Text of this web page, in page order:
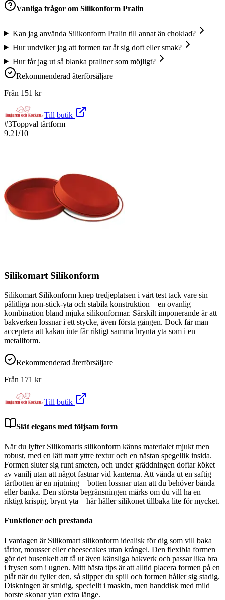
Vanliga frågor om Silikonform Pralin
Kan jag använda Silikonform Pralin till annat än choklad?
Hur undviker jag att formen tar åt sig doft eller smak?
Hur får jag ut så blanka praliner som möjligt?
Rekommenderad återförsäljare
Från 151 kr
Till butik
#3Toppval tårtform
9.21/10
Silikomart Silikonform
Silikomart Silikonform knep tredjeplatsen i vårt test tack vare sin
pålitliga non-stick-yta och stabila konstruktion – en ovanlig
kombination bland mjuka silikonformar. Särskilt imponerande är att
bakverken lossnar i ett stycke, även första gången. Dock får man
acceptera att kakan inte får riktigt samma brynta yta som i en
metallform.
Rekommenderad återförsäljare
Från 171 kr
Till butik
Slät elegans med följsam form
När du lyfter Silikomarts silikonform känns materialet mjukt men
robust, med en lätt matt yttre textur och en nästan spegellik insida.
Formen sluter sig runt smeten, och under gräddningen doftar köket
av vanilj utan att något fastnar vid kanterna. Att vända ut en saftig
tårtbotten är en njutning – botten lossnar utan att du behöver bända
eller banka. Den största begränsningen märks om du vill ha en
riktigt krispig, brynt yta – här håller silikonet tillbaka lite för mycket.
Funktioner och prestanda
I vardagen är Silikomart silikonform idealisk för dig som vill baka
tårtor, mousser eller cheesecakes utan krångel. Den flexibla formen
gör det busenkelt att få ut även känsliga bakverk och passar lika bra
i frysen som i ugnen. Mitt bästa tips är att alltid placera formen på en
plåt när du fyller den, så slipper du spill och formen håller sig stadig.
Diskningen är smidig, speciellt i maskin, men handdisk med mild
borste skonar ytan extra länge.